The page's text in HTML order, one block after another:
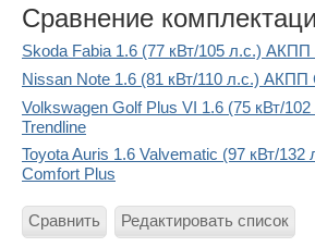
Сравнение
Skoda Fabia 1.6 (77 кВт/105 л.с.) АКПП
Nissan Note 1.6 (81 кВт/110 л.с.) АКПП
Volkswagen Golf Plus VI 1.6 (75 кВт/
Trendline
Toyota Auris 1.6 Valvematic (97 кВт/132
Comfort Plus
Сравнить Редактировать список